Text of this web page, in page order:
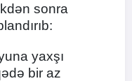
sonra
yaxşı
bir az